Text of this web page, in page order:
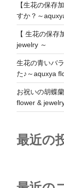
【生花の保存
すか？～
【 生花の保
jewelry ～
生花の青いバ
た♪～aquxya
お祝いの胡蝶
flower &
最近の